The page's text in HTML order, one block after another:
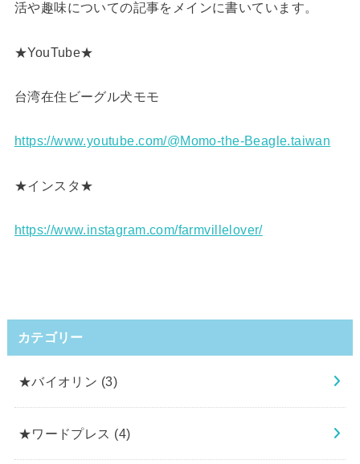
活や趣味についての記事をメインに書いています。
★YouTube★
台湾在住ビーグル犬モモ
https://www.youtube.com/@Momo-the-Beagle.taiwan
★インスタ★
https://www.instagram.com/farmvillelover/
カテゴリー
★バイオリン (3)
★ワードプレス (4)